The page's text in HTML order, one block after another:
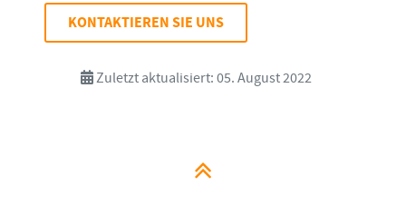
KONTAKTIEREN SIE UNS
Zuletzt aktualisiert: 05. August 2022